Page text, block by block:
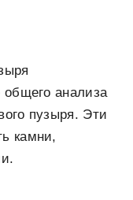
общего анализа
пузыря. Эти
камни,